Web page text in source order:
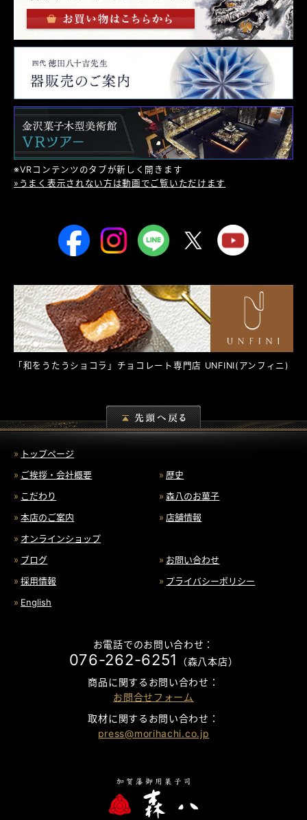
※VRコンテンツのタブが新しく開きます
»うまく表示されない方は動画でご覧いただけます
「和をうたうショコラ」チョコレート専門店 UNFINI(アンフィニ)
トップページ
ご挨拶・会社概要
歴史
こだわり
森八のお菓子
本店のご案内
店舗情報
オンラインショップ
ブログ
お問い合わせ
採用情報
プライバシーポリシー
English
お電話でのお問い合わせ：
076-262-6251
（森八本店）
商品に関するお問い合わせ：
お問合せフォーム
取材に関するお問い合わせ：
press@morihachi.co.jp